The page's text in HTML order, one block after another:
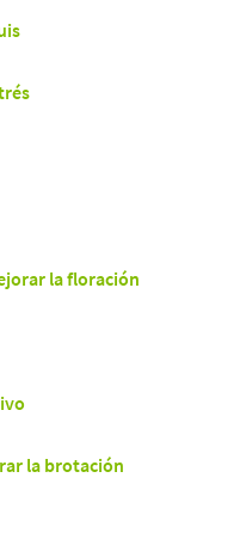
la floración
la brotación